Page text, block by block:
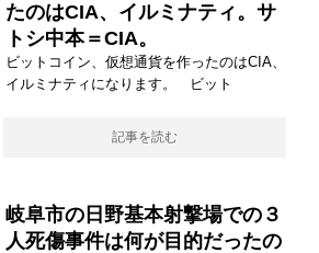
たのはCIA、イルミナティ。サ
トシ中本＝CIA。
ビットコイン、仮想通貨を作ったのはCIA、
イルミナティになります。 ビット
記事を読む
岐阜市の日野基本射撃場での３
人死傷事件は何が目的だったの